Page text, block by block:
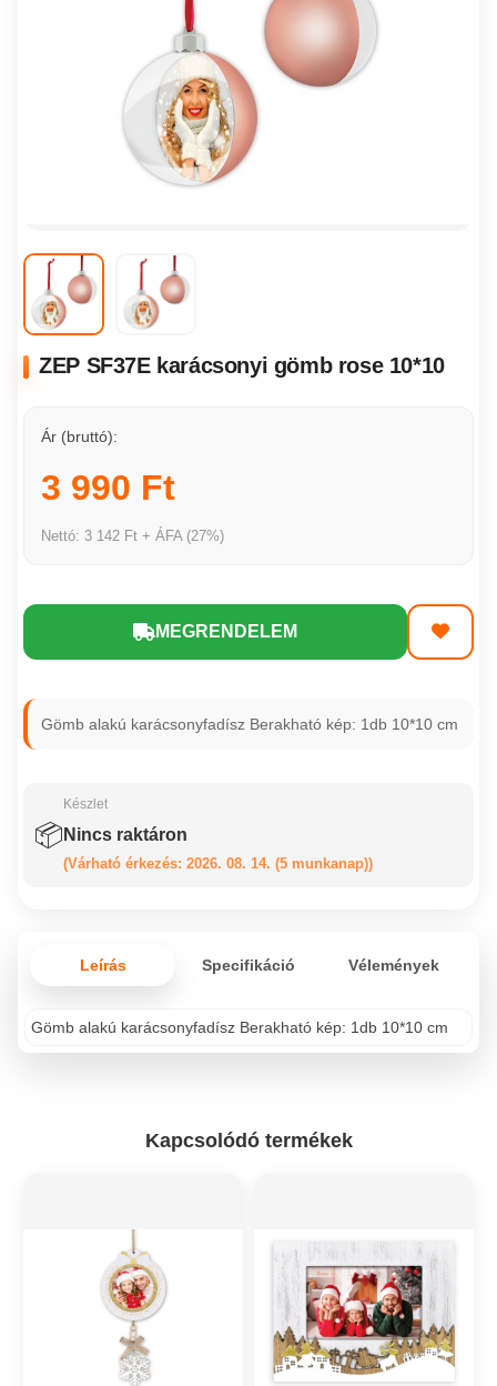
ZEP SF37E karácsonyi gömb rose 10*10
Ár (bruttó):
3 990 Ft
Nettó: 3 142 Ft + ÁFA (27%)
MEGRENDELEM
Gömb alakú karácsonyfadísz Berakható kép: 1db 10*10 cm
📦
Készlet
Nincs raktáron
(Várható érkezés: 2026. 08. 14. (5 munkanap))
Leírás Specifikáció Vélemények
Gömb alakú karácsonyfadísz Berakható kép: 1db 10*10 cm
Kapcsolódó termékek